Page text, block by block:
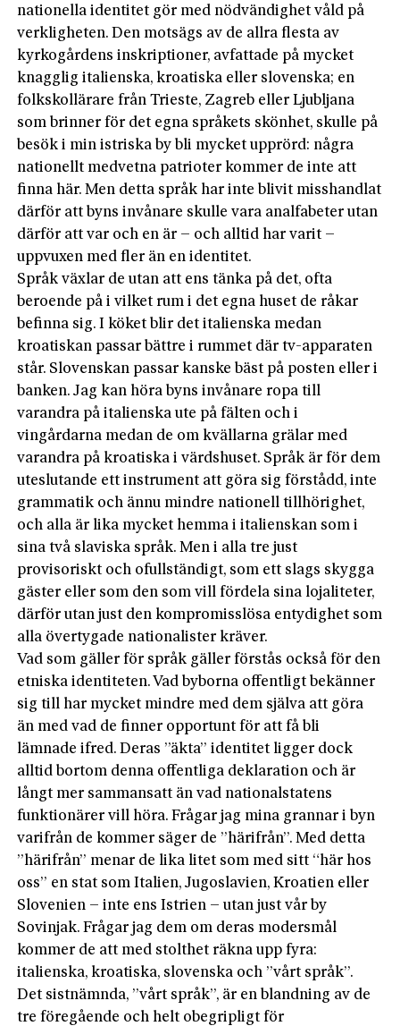
nationella identitet gör med nödvändighet våld på
verkligheten. Den motsägs av de allra flesta av
kyrkogårdens inskriptioner, avfattade på mycket
knagglig italienska, kroatiska eller slovenska; en
folkskollärare från Trieste, Zagreb eller Ljubljana
som brinner för det egna språkets skönhet, skulle på
besök i min istriska by bli mycket upprörd: några
nationellt medvetna patrioter kommer de inte att
finna här. Men detta språk har inte blivit misshandlat
därför att byns invånare skulle vara analfabeter utan
därför att var och en är – och alltid har varit –
uppvuxen med fler än en identitet.
Språk växlar de utan att ens tänka på det, ofta
beroende på i vilket rum i det egna huset de råkar
befinna sig. I köket blir det italienska medan
kroatiskan passar bättre i rummet där tv-apparaten
står. Slovenskan passar kanske bäst på posten eller i
banken. Jag kan höra byns invånare ropa till
varandra på italienska ute på fälten och i
vingårdarna medan de om kvällarna grälar med
varandra på kroatiska i värdshuset. Språk är för dem
uteslutande ett instrument att göra sig förstådd, inte
grammatik och ännu mindre nationell tillhörighet,
och alla är lika mycket hemma i italienskan som i
sina två slaviska språk. Men i alla tre just
provisoriskt och ofullständigt, som ett slags skygga
gäster eller som den som vill fördela sina lojaliteter,
därför utan just den kompromisslösa entydighet som
alla övertygade nationalister kräver.
Vad som gäller för språk gäller förstås också för den
etniska identiteten. Vad byborna offentligt bekänner
sig till har mycket mindre med dem själva att göra
än med vad de finner opportunt för att få bli
lämnade ifred. Deras ”äkta” identitet ligger dock
alltid bortom denna offentliga deklaration och är
långt mer sammansatt än vad nationalstatens
funktionärer vill höra. Frågar jag mina grannar i byn
varifrån de kommer säger de ”härifrån”. Med detta
”härifrån” menar de lika litet som med sitt “här hos
oss” en stat som Italien, Jugoslavien, Kroatien eller
Slovenien – inte ens Istrien – utan just vår by
Sovinjak. Frågar jag dem om deras modersmål
kommer de att med stolthet räkna upp fyra:
italienska, kroatiska, slovenska och ”vårt språk”.
Det sistnämnda, ”vårt språk”, är en blandning av de
tre föregående och helt obegripligt för